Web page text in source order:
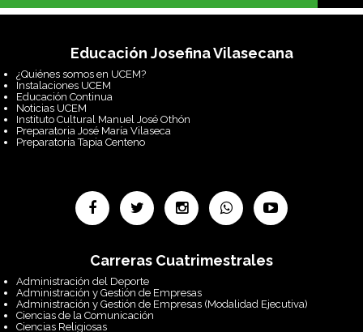
Educación Josefina Vilasecana
¿Quiénes somos en UCEM?
Instalaciones UCEM
Educación Continua
Noticias UCEM
Instituto Cultural Manuel José Othón
Preparatoria José María Vilaseca
Preparatoria Tapia Centeno
Carreras Cuatrimestrales
Administración del Deporte
Administración y Gestión de Empresas
Administración y Gestión de Empresas (Modalidad Ejecutiva)
Ciencias de la Comunicación
Ciencias Religiosas